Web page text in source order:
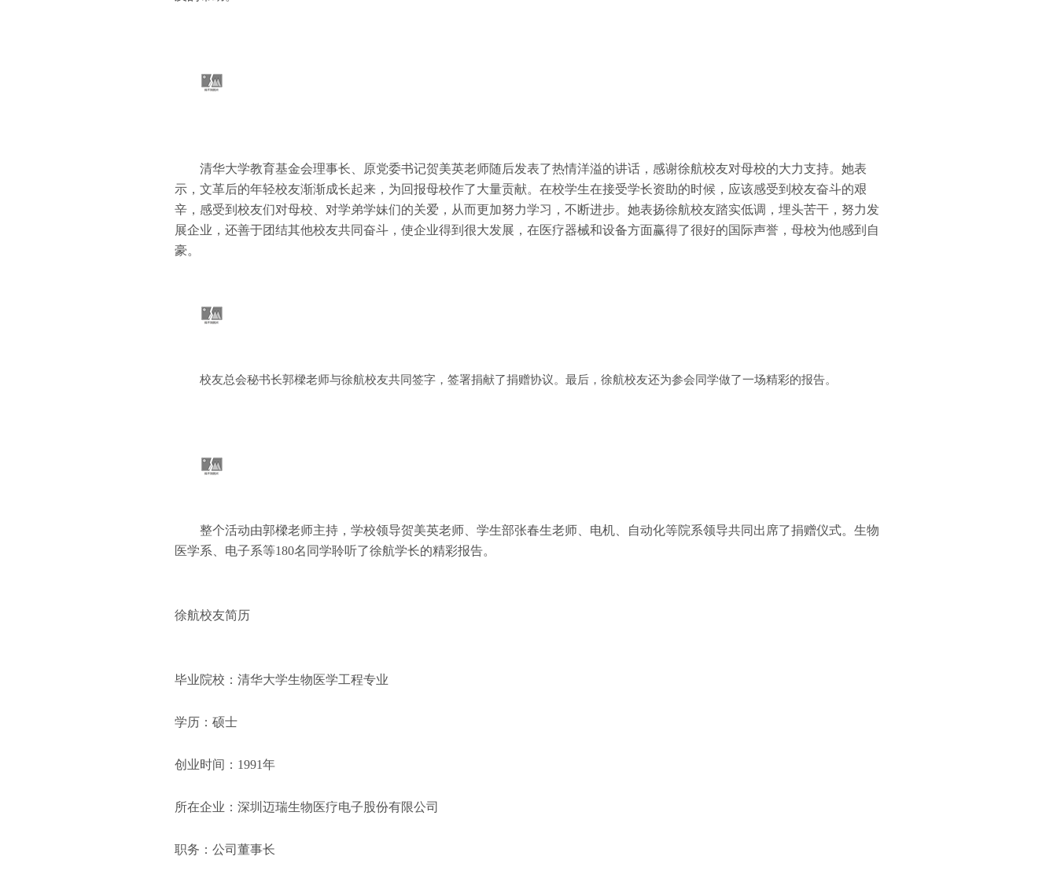
清华大学教育基金会理事长、原党委书记贺美英老师随后发表了热情洋溢的讲话，感谢徐航校友对母校的大力支持。她表
示，文革后的年轻校友渐渐成长起来，为回报母校作了大量贡献。在校学生在接受学长资助的时候，应该感受到校友奋斗的艰
辛，感受到校友们对母校、对学弟学妹们的关爱，从而更加努力学习，不断进步。她表扬徐航校友踏实低调，埋头苦干，努力发
展企业，还善于团结其他校友共同奋斗，使企业得到很大发展，在医疗器械和设备方面赢得了很好的国际声誉，母校为他感到自
豪。
校友总会秘书长郭樑老师与徐航校友共同签字，签署捐献了捐赠协议。最后，徐航校友还为参会同学做了一场精彩的报告。
整个活动由郭樑老师主持，学校领导贺美英老师、学生部张春生老师、电机、自动化等院系领导共同出席了捐赠仪式。生物
医学系、电子系等180名同学聆听了徐航学长的精彩报告。
徐航校友简历
毕业院校：清华大学生物医学工程专业
学历：硕士
创业时间： 1991年
所在企业：深圳迈瑞生物医疗电子股份有限公司
职务：公司董事长